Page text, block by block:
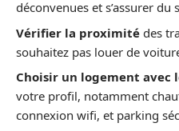
déconvenues et s’assurer
Vérifier la proximité des
souhaitez pas louer de
Choisir un logement avec
votre profil, notamment
connexion wifi, et parking